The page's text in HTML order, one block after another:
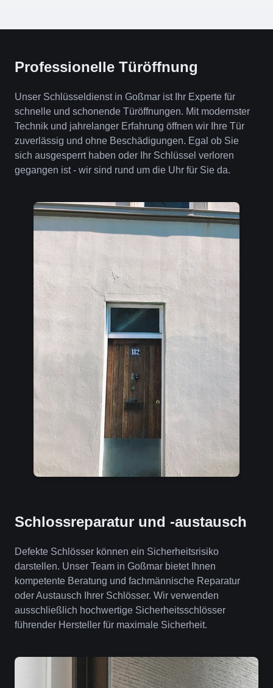
Professionelle Türöffnung
Unser Schlüsseldienst in Goßmar ist Ihr Experte für
schnelle und schonende Türöffnungen. Mit modernster
Technik und jahrelanger Erfahrung öffnen wir Ihre Tür
zuverlässig und ohne Beschädigungen. Egal ob Sie
sich ausgesperrt haben oder Ihr Schlüssel verloren
gegangen ist - wir sind rund um die Uhr für Sie da.
Schlossreparatur und -austausch
Defekte Schlösser können ein Sicherheitsrisiko
darstellen. Unser Team in Goßmar bietet Ihnen
kompetente Beratung und fachmännische Reparatur
oder Austausch Ihrer Schlösser. Wir verwenden
ausschließlich hochwertige Sicherheitsschlösser
führender Hersteller für maximale Sicherheit.